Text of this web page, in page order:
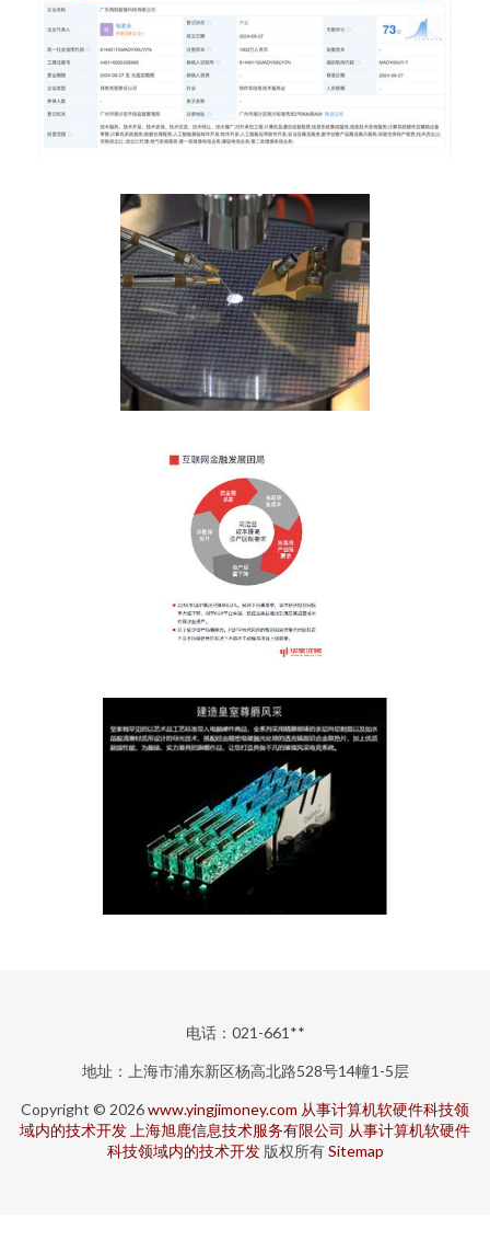
电话：021-661**
地址：上海市浦东新区杨高北路528号14幢1-5层
Copyright © 2026www.yingjimoney.com 从事计算机软硬件科技领
域内的技术开发 上海旭鹿信息技术服务有限公司 从事计算机软硬件
科技领域内的技术开发版权所有Sitemap